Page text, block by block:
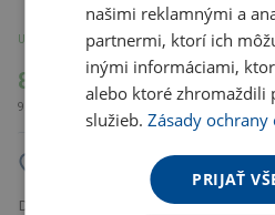
U partnera 334 ks
8.00 €
9.84 € s DPH
Denný diár A5 Everyday sivý 2027
našimi reklamnými a
partnermi, ktorí ich
inými informáciami,
alebo ktoré zhromaždili
služieb.Zásady
PRIJAŤ